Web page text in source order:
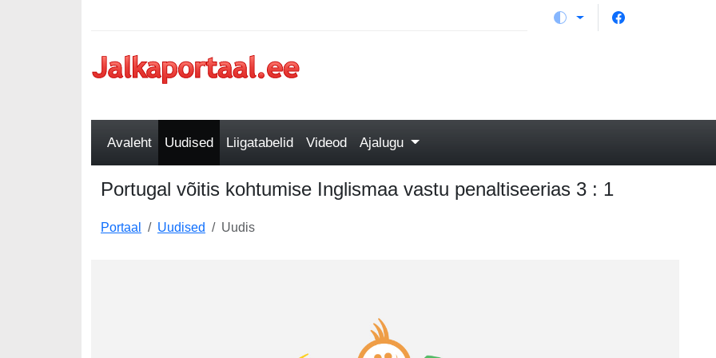
Avaleht Uudised Liigatabelid Videod Ajalugu
Portugal võitis kohtumise Inglismaa vastu penaltiseerias 3 : 1
Portaal Uudised Uudis